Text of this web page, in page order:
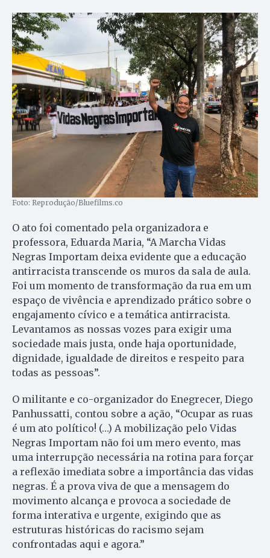
Foto: Reprodução/Bluefilms.co
O ato foi comentado pela organizadora e
professora, Eduarda Maria, “A Marcha Vidas
Negras Importam deixa evidente que a educação
antirracista transcende os muros da sala de aula.
Foi um momento de transformação da rua em um
espaço de vivência e aprendizado prático sobre o
engajamento cívico e a temática antirracista.
Levantamos as nossas vozes para exigir uma
sociedade mais justa, onde haja oportunidade,
dignidade, igualdade de direitos e respeito para
todas as pessoas”.
O militante e co-organizador do Enegrecer, Diego
Panhussatti, contou sobre a ação, “Ocupar as ruas
é um ato político! (…) A mobilização pelo Vidas
Negras Importam não foi um mero evento, mas
uma interrupção necessária na rotina para forçar
a reflexão imediata sobre a importância das vidas
negras. É a prova viva de que a mensagem do
movimento alcança e provoca a sociedade de
forma interativa e urgente, exigindo que as
estruturas históricas do racismo sejam
confrontadas aqui e agora.”